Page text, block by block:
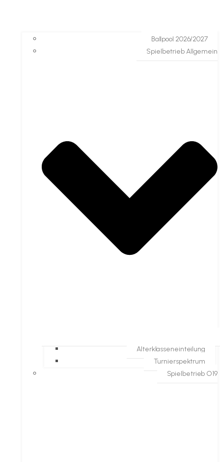
Ballpool 2026/2027
Spielbetrieb Allgemein
Alterklasseneinteilung
Turnierspektrum
Spielbetrieb O19